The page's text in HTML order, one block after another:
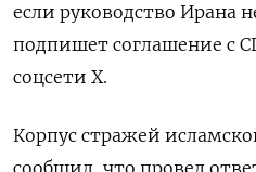
если руководство ​Ирана
‌подпишет соглашение с
соцсети X.
Корпус стражей